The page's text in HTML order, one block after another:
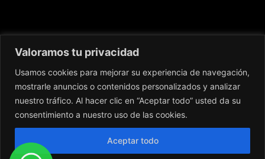
Valoramos tu privacidad
Usamos cookies para mejorar su experiencia de navegación,
mostrarle anuncios o contenidos personalizados y analizar
nuestro tráfico. Al hacer clic en “Aceptar todo” usted da su
consentimiento a nuestro uso de las cookies.
Aceptar todo
Home Servicios
Nuestro Centro
Contacto
Blog
Política de cookies
Política de privacidad
Aviso legal